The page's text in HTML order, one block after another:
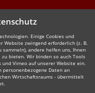
Einige Cookies und
Website zwingend erforderlich (z. B.
andere helfen uns, Ihnen
bieten. Wir binden so auch Tools
Vimeo auf unserer Website ein.
personenbezogene Daten an
Wirtschaftsraums - übermittelt